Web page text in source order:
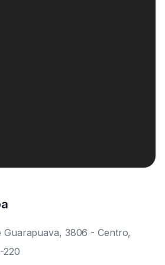
Guarapuava, 3806 - Centro,
220